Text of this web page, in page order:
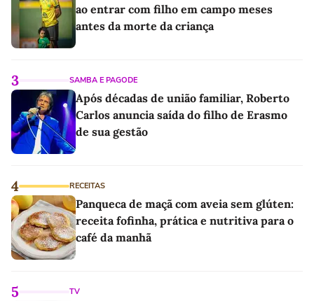
ao entrar com filho em campo meses
antes da morte da criança
3 SAMBA E PAGODE
Após décadas de união familiar, Roberto
Carlos anuncia saída do filho de Erasmo
de sua gestão
4 RECEITAS
Panqueca de maçã com aveia sem glúten:
receita fofinha, prática e nutritiva para o
café da manhã
5 TV